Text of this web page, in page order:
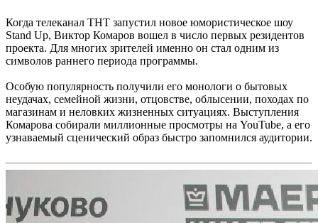
Когда телеканал ТНТ запустил новое юмористическое шоу
Stand Up, Виктор Комаров вошел в число первых резидентов
проекта. Для многих зрителей именно он стал одним из
символов раннего периода программы.
Особую популярность получили его монологи о бытовых
неудачах, семейной жизни, отцовстве, облысении, походах по
магазинам и неловких жизненных ситуациях. Выступления
Комарова собирали миллионные просмотры на YouTube, а его
узнаваемый сценический образ быстро запомнился аудитории.